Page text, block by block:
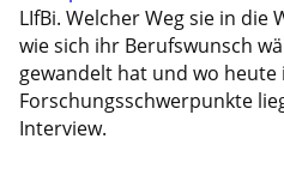
LIfBi. Welcher Weg sie in
wie sich ihr Berufswunsch
gewandelt hat und wo heute
Forschungsschwerpunkte
Interview.